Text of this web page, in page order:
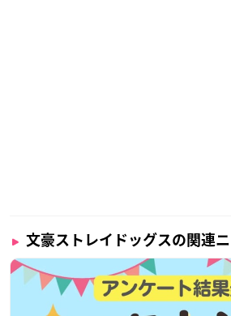
文豪ストレイドッグスの関連